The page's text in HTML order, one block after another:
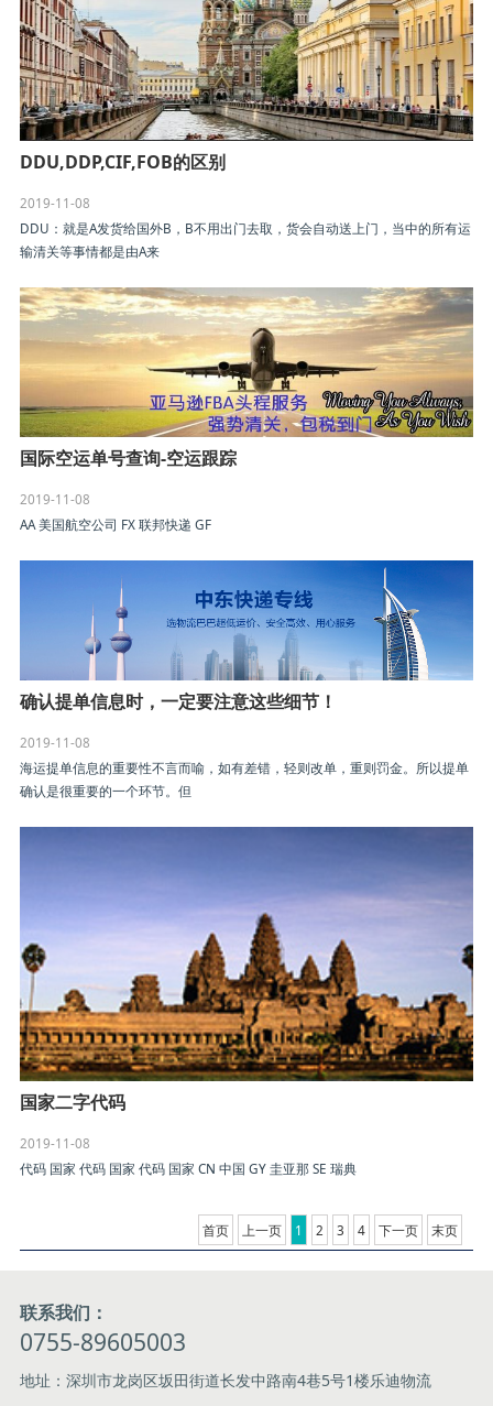
DDU,DDP,CIF,FOB的区别
2019-11-08
DDU：就是A发货给国外B，B不用出门去取，货会自动送上门，当中的所有运
输清关等事情都是由A来
国际空运单号查询-空运跟踪
2019-11-08
AA 美国航空公司 FX 联邦快递 GF
确认提单信息时，一定要注意这些细节！
2019-11-08
海运提单信息的重要性不言而喻，如有差错，轻则改单，重则罚金。所以提单
确认是很重要的一个环节。但
国家二字代码
2019-11-08
代码 国家 代码 国家 代码 国家 CN 中国 GY 圭亚那 SE 瑞典
首页 上一页 1 2 3 4 下一页 末页
联系我们：
0755-89605003
地址：深圳市龙岗区坂田街道长发中路南4巷5号1楼乐迪物流